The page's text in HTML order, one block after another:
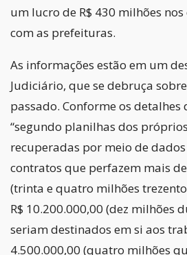
um lucro de R$ 430 milhões
com as prefeituras.
As informações estão em um
Judiciário, que se debruça
passado. Conforme os detalhes
“segundo planilhas dos
recuperadas por meio de
contratos que perfazem mais
(trinta e quatro milhões
R$ 10.200.000,00 (dez milhões
seriam destinados em si aos
4.500.000,00 (quatro milhões